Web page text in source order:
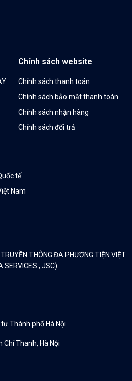
Chính sách website
Chính sách thanh toán
Chính sách bảo mật thanh toán
Chính sách nhận hàng
Chính sách đổi trả
tế
Nam
THÔNG ĐA PHƯƠNG TIỆN VIỆT
SERVICES., JSC)
Thành phố Hà Nội
Chí Thanh, Hà Nội